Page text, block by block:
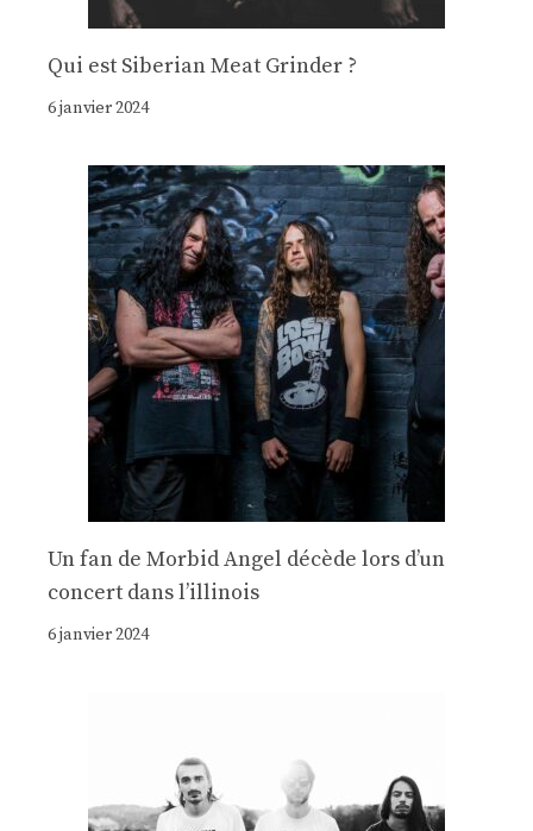
Qui est Siberian Meat Grinder ?
6 janvier 2024
Un fan de Morbid Angel décède lors d’un
concert dans l’illinois
6 janvier 2024